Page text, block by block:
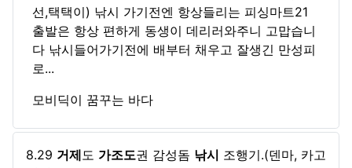
선,택택이) 낚시 가기전엔 항상들리는 피싱마트21
출발은 항상 편하게 동생이 데리러와주니 고맙습니
다 낚시들어가기전에 배부터 채우고 잘생긴 만성피
로...
모비딕이 꿈꾸는 바다
8.29 거제도 가조도권 감성돔 낚시 조행기.(덴마, 카고